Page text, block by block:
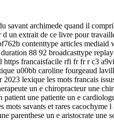
archimede quand il
un extrait de ce livre pour
contenttype articles
88 92 broadcasttype
francaisfacile rfi fr fr r c3
u00bb caroline fourgeaud
lexique les mots francais
un e chiropracteur une
une patiente un e
savants et rares cacochyme
parenthese un e aristocrate